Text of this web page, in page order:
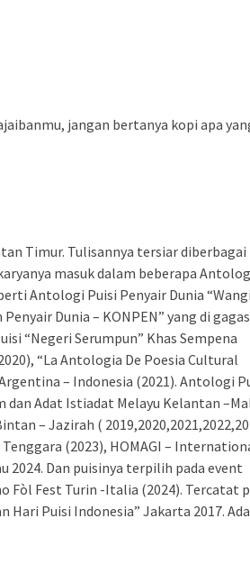
jangan bertanya kopi apa
Timur. Tulisannya tersiar diberbagai
masuk dalam beberapa
Antologi Puisi Penyair Dunia
Dunia – KONPEN” yang di gagas
“Negeri Serumpun” Khas Sempena
“La Antologia De Poesia Cultural
– Indonesia (2021). Antologi
dan Adat Istiadat Melayu Kelantan
– Jazirah (
(2023), HOMAGI –
2024. Dan puisinya terpilih pada event
Fòl Fest Turin -Italia (2024). Tercatat
Hari Puisi Indonesia” Jakarta 2017.